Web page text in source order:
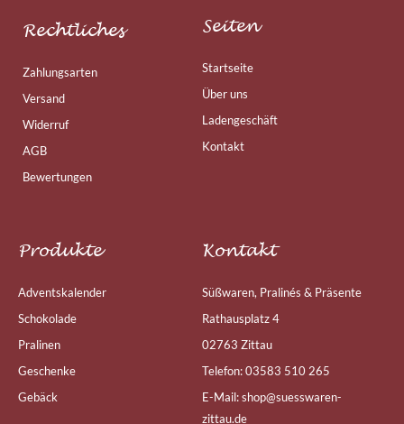
Rechtliches
Zahlungsarten
Versand
Widerruf
AGB
Bewertungen
Seiten
Startseite
Über uns
Ladengeschäft
Kontakt
Produkte
Adventskalender
Schokolade
Pralinen
Geschenke
Gebäck
Kontakt
Süßwaren, Pralinés & Präsente
Rathausplatz 4
02763 Zittau
Telefon: 03583 510 265
E-Mail: shop@suesswaren-
zittau.de